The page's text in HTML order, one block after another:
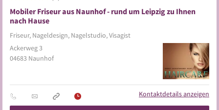
Mobiler Friseur aus Naunhof - rund um Leipzig zu Ihnen
nach Hause
Friseur, Nageldesign, Nagelstudio, Visagist
Ackerweg 3
04683 Naunhof
Kontaktdetails anzeigen